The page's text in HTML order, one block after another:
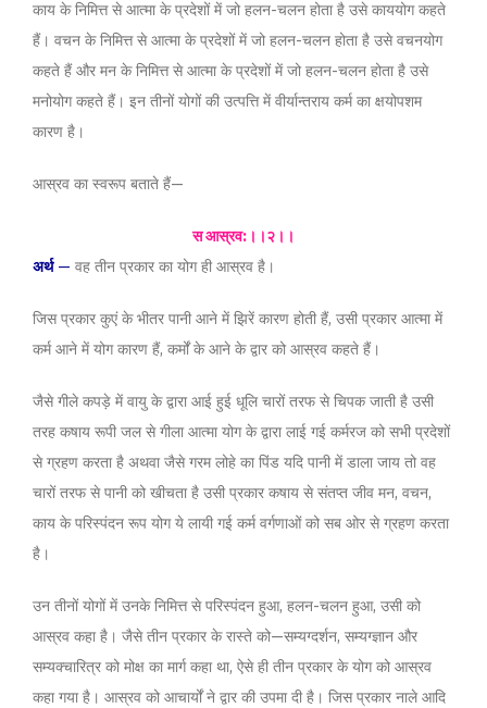
काय के निमित्त से आत्मा के प्रदेशों में जो हलन-चलन होता है उसे काययोग कहते
हैं। वचन के निमित्त से आत्मा के प्रदेशों में जो हलन-चलन होता है उसे वचनयोग
कहते हैं और मन के निमित्त से आत्मा के प्रदेशों में जो हलन-चलन होता है उसे
मनोयोग कहते हैं। इन तीनों योगों की उत्पत्ति में वीर्यान्तराय कर्म का क्षयोपशम
कारण है।
आस्रव का स्वरूप बताते हैं—
स आस्रव:।।२।।
अर्थ— वह तीन प्रकार का योग ही आस्रव है।
जिस प्रकार कुएं के भीतर पानी आने में झिरें कारण होती हैं, उसी प्रकार आत्मा में
कर्म आने में योग कारण हैं, कर्मों के आने के द्वार को आस्रव कहते हैं।
जैसे गीले कपड़े में वायु के द्वारा आई हुई धूलि चारों तरफ से चिपक जाती है उसी
तरह कषाय रूपी जल से गीला आत्मा योग के द्वारा लाई गई कर्मरज को सभी प्रदेशों
से ग्रहण करता है अथवा जैसे गरम लोहे का पिंड यदि पानी में डाला जाय तो वह
चारों तरफ से पानी को खीचता है उसी प्रकार कषाय से संतप्त जीव मन, वचन,
काय के परिस्पंदन रूप योग ये लायी गई कर्म वर्गणाओं को सब ओर से ग्रहण करता
है।
उन तीनों योगों में उनके निमित्त से परिस्पंदन हुआ, हलन-चलन हुआ, उसी को
आस्रव कहा है। जैसे तीन प्रकार के रास्ते को—सम्यग्दर्शन, सम्यग्ज्ञान और
सम्यक्चारित्र को मोक्ष का मार्ग कहा था, ऐसे ही तीन प्रकार के योग को आस्रव
कहा गया है। आस्रव को आचार्यों ने द्वार की उपमा दी है। जिस प्रकार नाले आदि